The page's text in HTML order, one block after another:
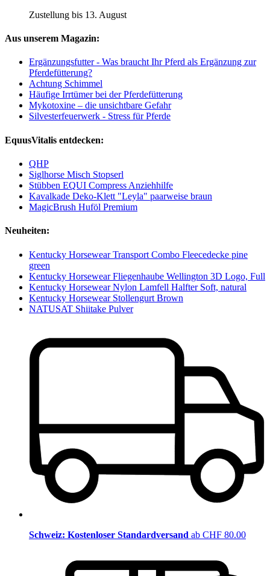
Zustellung bis 13. August
Aus unserem Magazin:
Ergänzungsfutter - Was braucht Ihr Pferd als Ergänzung zur
Pferdefütterung?
Achtung Schimmel
Häufige Irrtümer bei der Pferdefütterung
Mykotoxine – die unsichtbare Gefahr
Silvesterfeuerwerk - Stress für Pferde
EquusVitalis entdecken:
QHP
Siglhorse Misch Stopserl
Stübben EQUI Compress Anziehhilfe
Kavalkade Deko-Klett "Leyla" paarweise braun
MagicBrush Huföl Premium
Neuheiten:
Kentucky Horsewear Transport Combo Fleecedecke pine
green
Kentucky Horsewear Fliegenhaube Wellington 3D Logo, Full
Kentucky Horsewear Nylon Lamfell Halfter Soft, natural
Kentucky Horsewear Stollengurt Brown
NATUSAT Shiitake Pulver
Schweiz: Kostenloser Standardversand ab CHF 80.00